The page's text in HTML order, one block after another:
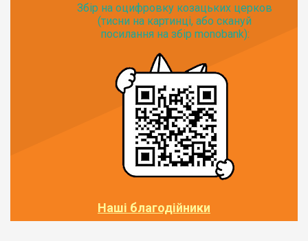
Збір на оцифровку козацьких церков
(тисни на картинці, або скануй
посилання на збір monobank):
Наші благодійники